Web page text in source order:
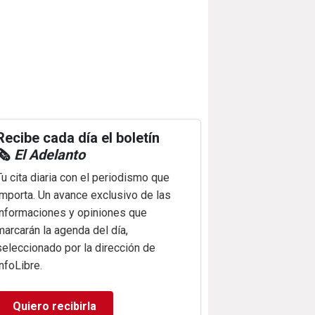
cada día el boletín
El Adelanto
cita diaria con el periodismo que
Un avance exclusivo de las
y opiniones que
la agenda del día,
por la dirección de
Quiero recibirla